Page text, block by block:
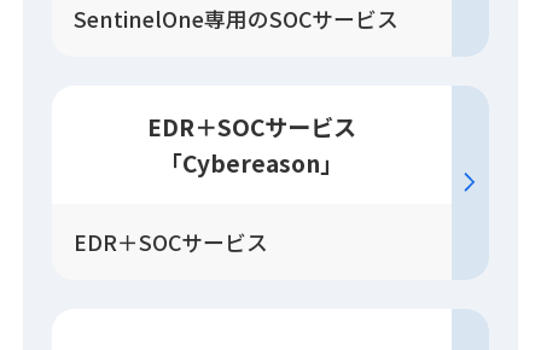
SentinelOne専用のSOCサービス
EDR＋SOCサービス
「Cybereason」
EDR＋SOCサービス